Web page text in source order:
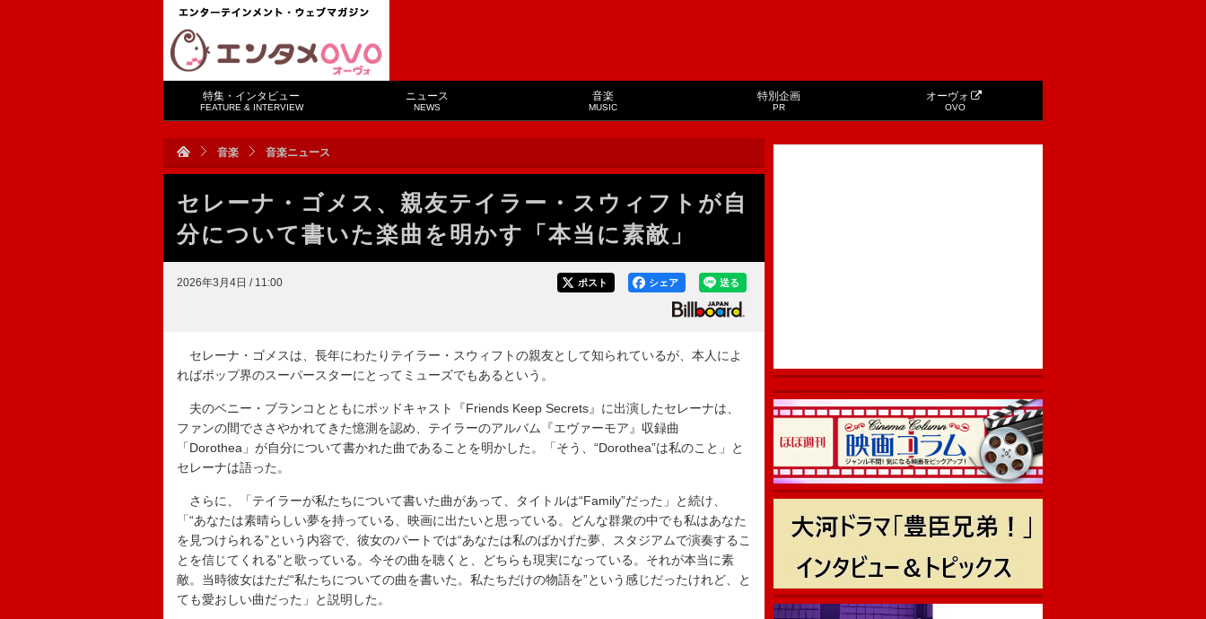
特集・インタビュー
FEATURE & INTERVIEW
ニュース
NEWS
音楽
MUSIC
特別企画
PR
オーヴォ
OVO
音楽 音楽ニュース
セレーナ・ゴメス、親友テイラー・スウィフトが自
分について書いた楽曲を明かす「本当に素敵」
2026年3月4日 / 11:00 送る
シェア
ポスト
セレーナ・ゴメスは、長年にわたりテイラー・スウィフトの親友として知られているが、本人によ
ればポップ界のスーパースターにとってミューズでもあるという。
夫のベニー・ブランコとともにポッドキャスト『Friends Keep Secrets』に出演したセレーナは、
ファンの間でささやかれてきた憶測を認め、テイラーのアルバム『エヴァーモア』収録曲
「Dorothea」が自分について書かれた曲であることを明かした。「そう、“Dorothea”は私のこと」と
セレーナは語った。
さらに、「テイラーが私たちについて書いた曲があって、タイトルは“Family”だった」と続け、
「“あなたは素晴らしい夢を持っている、映画に出たいと思っている。どんな群衆の中でも私はあなた
を見つけられる”という内容で、彼女のパートでは“あなたは私のばかげた夢、スタジアムで演奏するこ
とを信じてくれる”と歌っている。今その曲を聴くと、どちらも現実になっている。それが本当に素
敵。当時彼女はただ“私たちについての曲を書いた。私たちだけの物語を”という感じだったけれど、と
ても愛おしい曲だった」と説明した。